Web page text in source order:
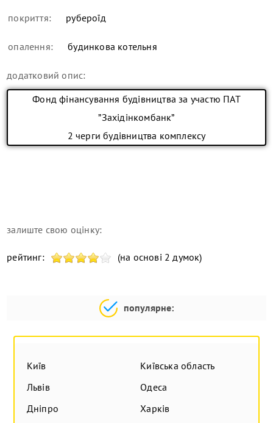
покриття: рубероїд
опалення: будинкова котельня
додатковий опис:
Фонд фінансування будівництва за участю ПАТ
”Західінкомбанк”
2 черги будівництва комплексу
залиште свою оцінку:
рейтинг: (на основі 2 думок)
популярне:
Київ
Київська область
Львів
Одеса
Дніпро
Харків